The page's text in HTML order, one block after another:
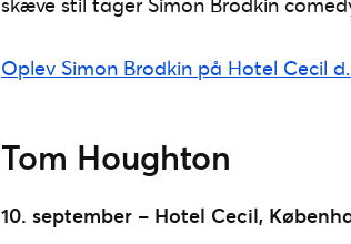
Oplev Simon Brodkin på Hotel Cecil
Tom Houghton
10. september – Hotel Cecil,